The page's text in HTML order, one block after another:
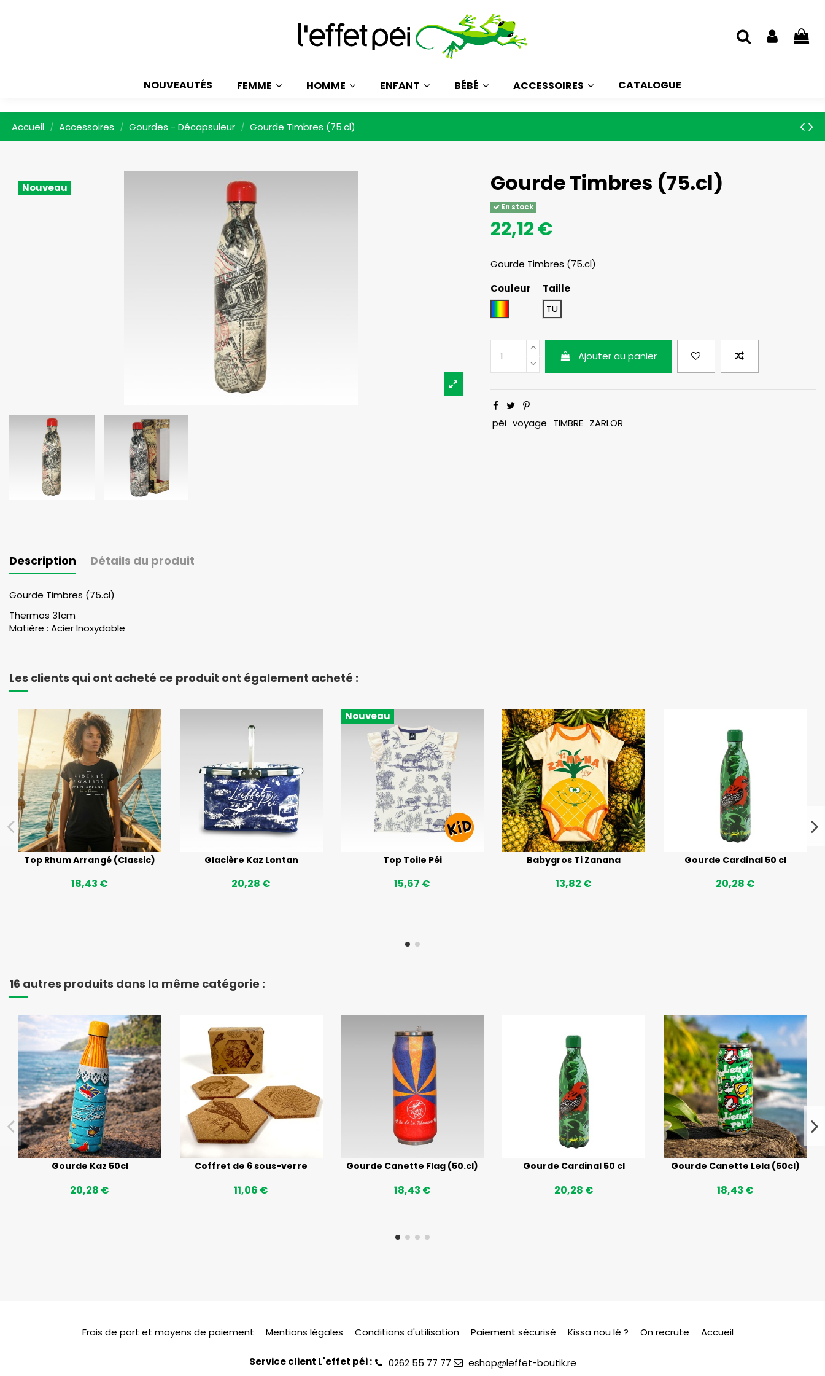
NOUVEAUTÉS FEMME HOMME ENFANT BÉBÉ ACCESSOIRES CATALOGUE
Accueil Accessoires Gourdes - Décapsuleur Gourde Timbres (75.cl)
Nouveau Gourde Timbres (75.cl)
En stock
22,12 €
Gourde Timbres (75.cl)
Couleur
Taille
TU
Ajouter au panier
péi voyage TIMBRE ZARLOR
Description Détails du produit
Gourde Timbres (75.cl)
Thermos 31cm
Matière : Acier Inoxydable
Les clients qui ont acheté ce produit ont également acheté :
Top Rhum Arrangé (Classic)
18,43 €
Glacière Kaz Lontan
20,28 €
Nouveau
Top Toile Péi
15,67 €
Babygros Ti Zanana
13,82 €
Gourde Cardinal 50 cl
20,28 €
16 autres produits dans la même catégorie :
Gourde Kaz 50cl
20,28 €
Coffret de 6 sous-verre
11,06 €
Gourde Canette Flag (50.cl)
18,43 €
Gourde Cardinal 50 cl
20,28 €
Gourde Canette Lela (50cl)
18,43 €
Frais de port et moyens de paiement Mentions légales Conditions d'utilisation Paiement sécurisé Kissa nou lé ? On recrute Accueil
Service client L'effet péi : 0262 55 77 77 eshop@leffet-boutik.re